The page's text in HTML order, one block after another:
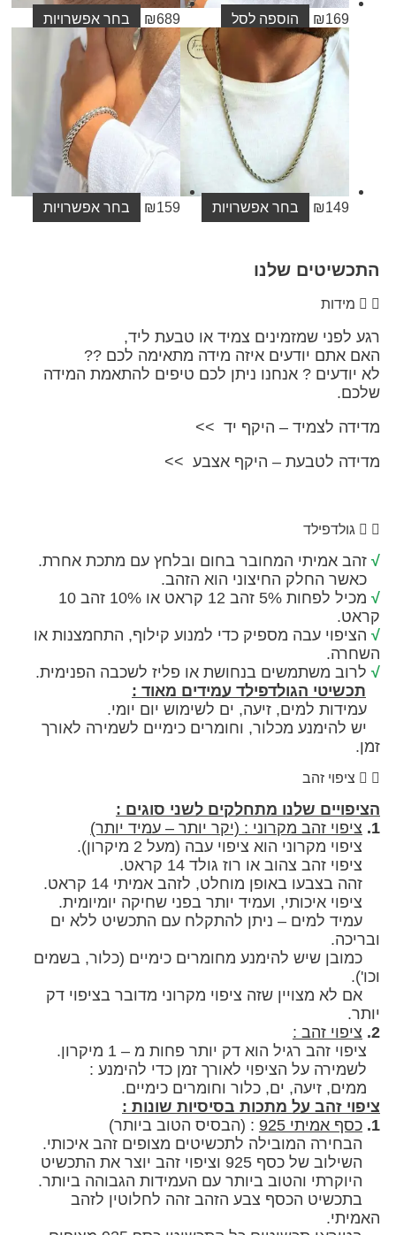
הוספה לסל 689 בחר אפשרויות
בחר אפשרויות 159 בחר אפשרויות
שלנו
שמזמינים צמיד או טבעת ליד,
יודעים איזה מידה מתאימה לכם ??
? אנחנו ניתן לכם טיפים להתאמת המידה
לצמיד – היקף יד >>
לטבעת – היקף אצבע >>
המחובר בחום ובלחץ עם מתכת אחרת.
החיצוני הוא הזהב.
מכיל לפחות 5% זהב 12 קראט או 10% זהב 10
עבה מספיק כדי למנוע קילוף, התחמצנות או
משתמשים בנחושת או פליז לשכבה הפנימית.
הגולדפילד עמידים מאוד :
למים, זיעה, ים לשימוש יום יומי.
מכלור, וחומרים כימיים לשמירה לאורך
זהב
שלנו מתחלקים לשני סוגים :
זהב מקרוני : (יקר יותר – עמיד יותר)
מקרוני הוא ציפוי עבה (מעל 2 מיקרון).
צהוב או רוז גולד 14 קראט.
באופן מוחלט, לזהב אמיתי 14 קראט.
איכותי, ועמיד יותר בפני שחיקה יומיומית.
למים – ניתן להתקלח עם התכשיט ללא ים
שיש להימנע מחומרים כימיים (כלור, בשמים
שזה ציפוי מקרוני מדובר בציפוי דק
זהב :
רגיל הוא דק יותר פחות מ – 1 מיקרון.
על הציפוי לאורך זמן כדי להימנע :
זיעה, ים, כלור וחומרים כימיים.
זהב על מתכות בסיסיות שונות :
925
: (הבסיס הטוב ביותר)
המובילה לתכשיטים מצופים זהב איכותי.
כסף 925 וציפוי זהב יוצר את התכשיט
והטוב ביותר עם העמידות הגבוהה ביותר.
הכסף צבע הזהב זהה לחלוטין לזהב